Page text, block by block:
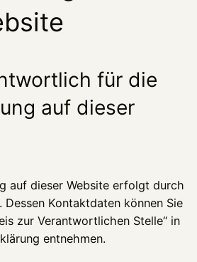
für die
auf dieser
auf dieser Website erfolgt durch
Dessen Kontaktdaten können Sie
zur Verantwortlichen Stelle“ in
entnehmen.